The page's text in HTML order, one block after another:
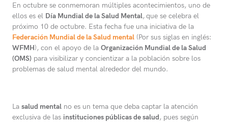
En octubre se conmemoran múltiples acontecimientos, uno de
ellos es el Día Mundial de la Salud Mental,que se celebra el
próximo 10 de octubre. Esta fecha fue una iniciativa de la
Federación Mundial de la Salud mental (Por sus siglas en inglés:
WFMH), con el apoyo de la Organización Mundial de la Salud
(OMS) para visibilizar y concientizar a la población sobre los
problemas de salud mental alrededor del mundo.
La salud mental no es un tema que deba captar la atención
exclusiva de las instituciones públicas de salud, pues según